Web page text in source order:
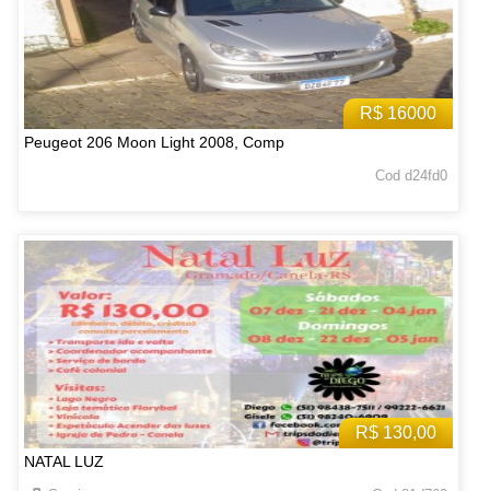
R$ 16000
Peugeot 206 Moon Light 2008, Comp
Cod d24fd0
R$ 130,00
NATAL LUZ